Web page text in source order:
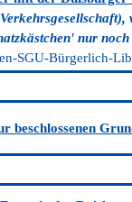
nur
SGU-Bürgerlich-
beschlossenen